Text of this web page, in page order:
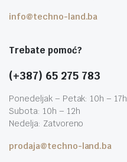
info@techno-land.ba
Trebate pomoć?
(+387) 65 275 783
Ponedeljak – Petak: 10h – 17h
Subota: 10h – 12h
Nedelja: Zatvoreno
prodaja@techno-land.ba